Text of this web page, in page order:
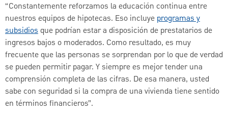
“Constantemente reforzamos la educación continua entre
nuestros equipos de hipotecas. Eso incluye programas y
subsidios que podrían estar a disposición de prestatarios de
ingresos bajos o moderados. Como resultado, es muy
frecuente que las personas se sorprendan por lo que de verdad
se pueden permitir pagar. Y siempre es mejor tender una
comprensión completa de las cifras. De esa manera, usted
sabe con seguridad si la compra de una vivienda tiene sentido
en términos financieros”.